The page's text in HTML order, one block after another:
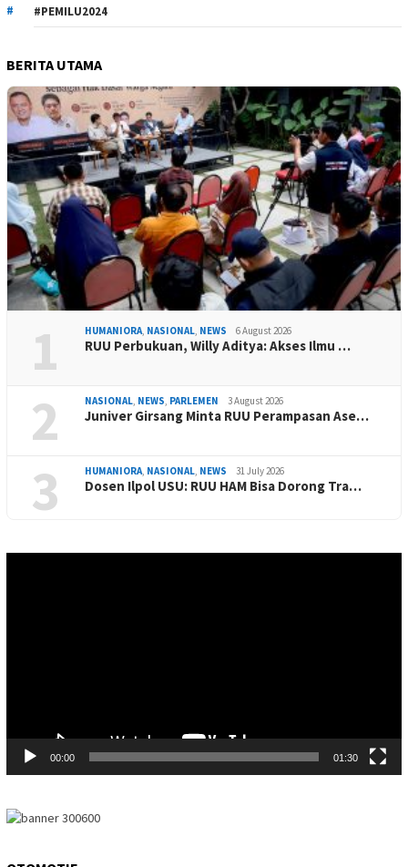
#PEMILU2024
BERITA UTAMA
1 HUMANIORA, NASIONAL, NEWS 6 August 2026
RUU Perbukuan, Willy Aditya: Akses Ilmu …
2 NASIONAL, NEWS, PARLEMEN 3 August 2026
Juniver Girsang Minta RUU Perampasan Ase…
3 HUMANIORA, NASIONAL, NEWS 31 July 2026
Dosen Ilpol USU: RUU HAM Bisa Dorong Tra…
00:00 01:30